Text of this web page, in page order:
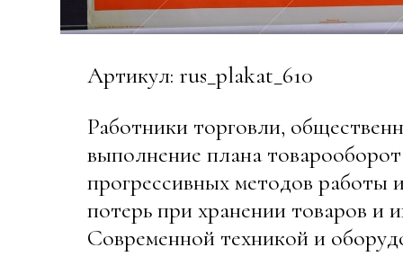
Артикул: rus_plakat_610
Работники торговли,
выполнение плана
прогрессивных методов работы
потерь при хранении товаров и
Современной техникой и